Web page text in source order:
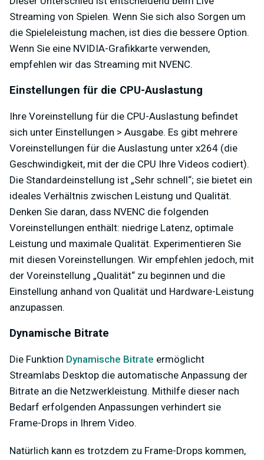
Streaming von Spielen. Wenn Sie sich also Sorgen um
die Spieleleistung machen, ist dies die bessere Option.
Wenn Sie eine NVIDIA-Grafikkarte verwenden,
empfehlen wir das Streaming mit NVENC.
Einstellungen für die CPU-Auslastung
Ihre Voreinstellung für die CPU-Auslastung befindet
sich unter Einstellungen > Ausgabe. Es gibt mehrere
Voreinstellungen für die Auslastung unter x264 (die
Geschwindigkeit, mit der die CPU Ihre Videos codiert).
Die Standardeinstellung ist „Sehr schnell“; sie bietet ein
ideales Verhältnis zwischen Leistung und Qualität.
Denken Sie daran, dass NVENC die folgenden
Voreinstellungen enthält: niedrige Latenz, optimale
Leistung und maximale Qualität. Experimentieren Sie
mit diesen Voreinstellungen. Wir empfehlen jedoch, mit
der Voreinstellung „Qualität“ zu beginnen und die
Einstellung anhand von Qualität und Hardware-Leistung
anzupassen.
Dynamische Bitrate
Die Funktion Dynamische Bitrate ermöglicht
Streamlabs Desktop die automatische Anpassung der
Bitrate an die Netzwerkleistung. Mithilfe dieser nach
Bedarf erfolgenden Anpassungen verhindert sie
Frame-Drops in Ihrem Video.
Natürlich kann es trotzdem zu Frame-Drops kommen,